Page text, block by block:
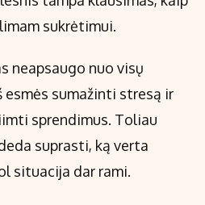
sukrėtimui.
neapsaugo nuo visų
sumažinti stresą ir
sprendimus. Toliau
suprasti, ką verta
situacija dar rami.